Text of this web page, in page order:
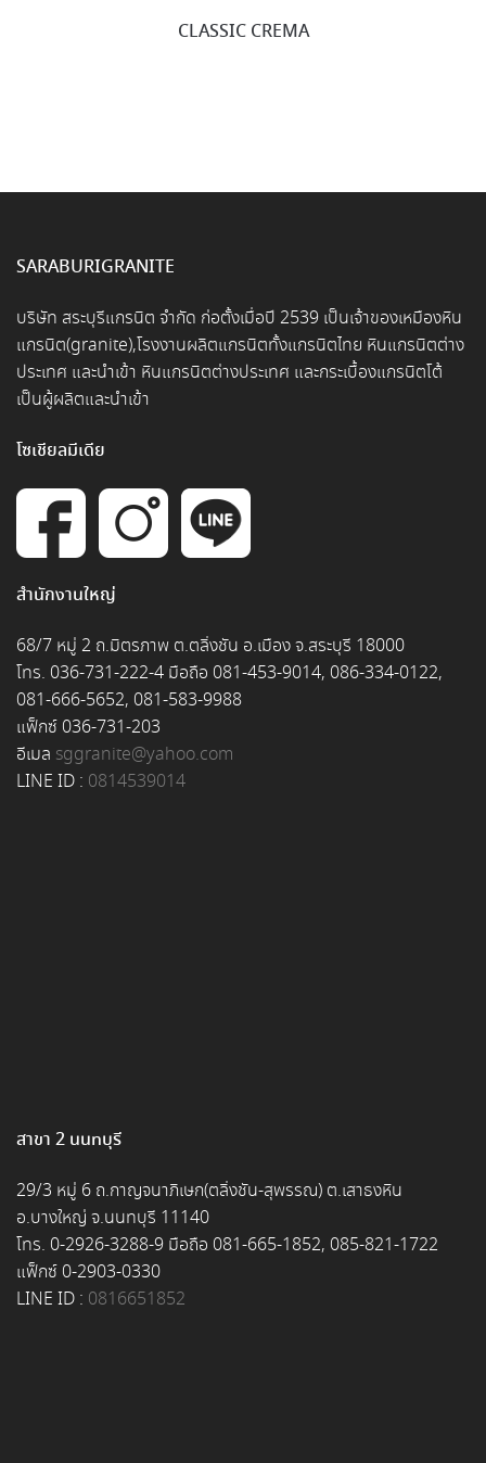
CLASSIC CREMA
SARABURIGRANITE
บริษัท สระบุรีแกรนิต จำกัด ก่อตั้งเมื่อปี 2539 เป็นเจ้าของเหมืองหิน
แกรนิต(granite),โรงงานผลิตแกรนิตทั้งแกรนิตไทย หินแกรนิตต่าง
ประเทศ และนำเข้า หินแกรนิตต่างประเทศ และกระเบื้องแกรนิตโต้
เป็นผู้ผลิตและนำเข้า
โซเชียลมีเดีย
สำนักงานใหญ่
68/7 หมู่ 2 ถ.มิตรภาพ ต.ตลิ่งชัน อ.เมือง จ.สระบุรี 18000
โทร. 036-731-222-4 มือถือ 081-453-9014, 086-334-0122,
081-666-5652, 081-583-9988
แฟ็กซ์ 036-731-203
อีเมล sggranite@yahoo.com
LINE ID : 0814539014
สาขา 2 นนทบุรี
29/3 หมู่ 6 ถ.กาญจนาภิเษก(ตลิ่งชัน-สุพรรณ) ต.เสาธงหิน
อ.บางใหญ่ จ.นนทบุรี 11140
โทร. 0-2926-3288-9 มือถือ 081-665-1852, 085-821-1722
แฟ็กซ์ 0-2903-0330
LINE ID : 0816651852